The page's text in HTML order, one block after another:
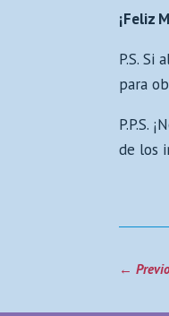
¡Feliz
P.S. Si
para
P.P.S.
de los
←